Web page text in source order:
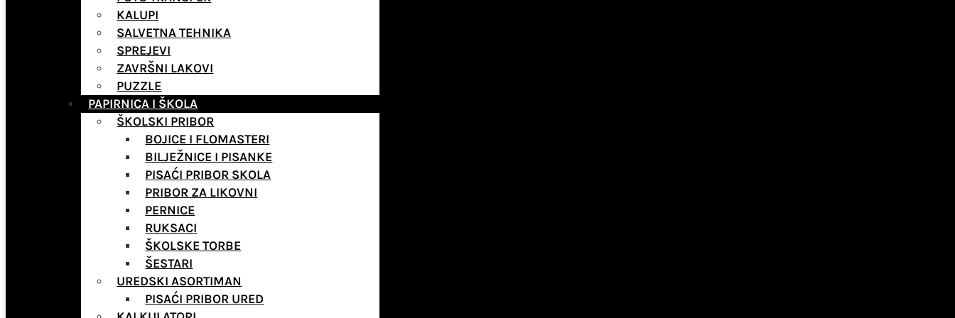
KALUPI
SALVETNA TEHNIKA
SPREJEVI
ZAVRŠNI LAKOVI
PUZZLE
PAPIRNICA I ŠKOLA
ŠKOLSKI PRIBOR
BOJICE I FLOMASTERI
BILJEŽNICE I PISANKE
PISAĆI PRIBOR SKOLA
PRIBOR ZA LIKOVNI
PERNICE
RUKSACI
ŠKOLSKE TORBE
ŠESTARI
UREDSKI ASORTIMAN
PISAĆI PRIBOR URED